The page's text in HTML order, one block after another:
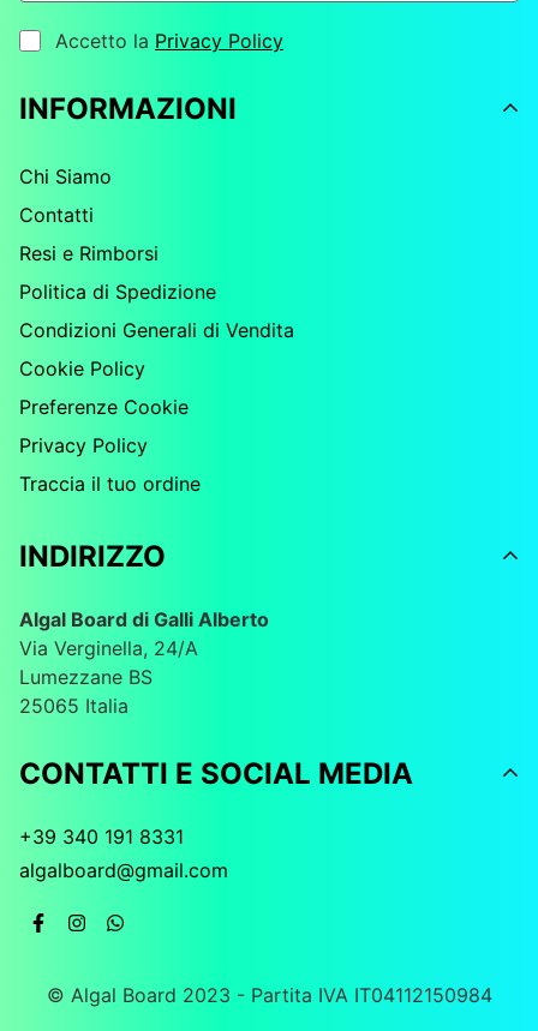
Accetto la Privacy Policy
INFORMAZIONI
Chi Siamo
Contatti
Resi e Rimborsi
Politica di Spedizione
Condizioni Generali di Vendita
Cookie Policy
Preferenze Cookie
Privacy Policy
Traccia il tuo ordine
INDIRIZZO
Algal Board di Galli Alberto
Via Verginella, 24/A
Lumezzane BS
25065 Italia
CONTATTI E SOCIAL MEDIA
+39 340 191 8331
algalboard@gmail.com
© Algal Board 2023 - Partita IVA IT04112150984